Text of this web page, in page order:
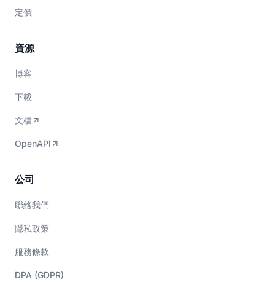
定價
資源
博客
下載
文檔
OpenAPI
公司
聯絡我們
隱私政策
服務條款
DPA (GDPR)